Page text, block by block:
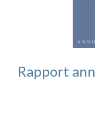
Rapport